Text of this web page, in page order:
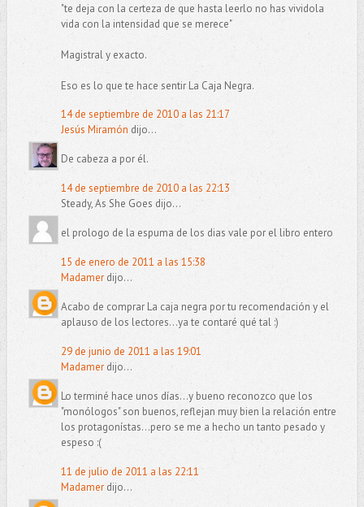
"te deja con la certeza de que hasta leerlo no has vividola
vida con la intensidad que se merece"
Magistral y exacto.
Eso es lo que te hace sentir La Caja Negra.
14 de septiembre de 2010 a las 21:17
Jesús Miramón dijo...
De cabeza a por él.
14 de septiembre de 2010 a las 22:13
Steady, As She Goes dijo...
el prologo de la espuma de los dias vale por el libro entero
15 de enero de 2011 a las 15:38
Madamerdijo...
Acabo de comprar La caja negra por tu recomendación y el
aplauso de los lectores...ya te contaré qué tal :)
29 de junio de 2011 a las 19:01
Madamerdijo...
Lo terminé hace unos días...y bueno reconozco que los
"monólogos" son buenos, reflejan muy bien la relación entre
los protagonístas...pero se me a hecho un tanto pesado y
espeso :(
11 de julio de 2011 a las 22:11
Madamerdijo...